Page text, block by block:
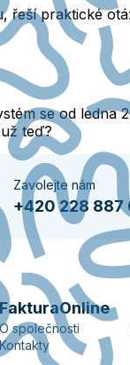
řeší praktické
se od
teď?
Zavolejte nám
+420 228 887
FakturaOnline
O společnosti
Kontakty